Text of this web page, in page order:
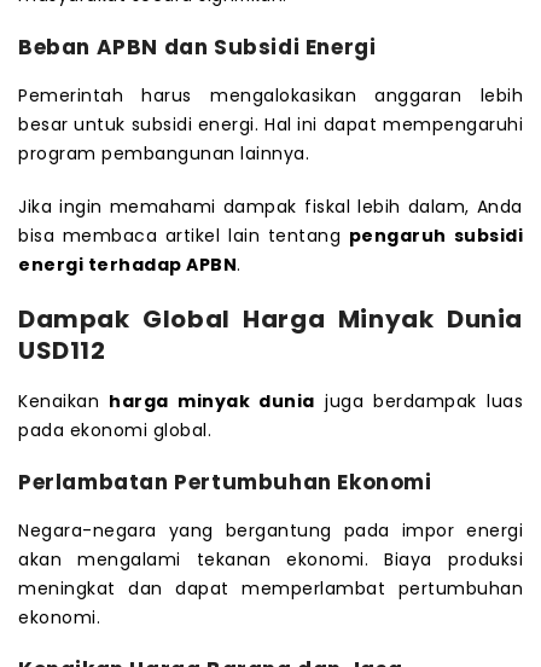
Beban APBN dan Subsidi Energi
Pemerintah harus mengalokasikan anggaran lebih
besar untuk subsidi energi. Hal ini dapat mempengaruhi
program pembangunan lainnya.
Jika ingin memahami dampak fiskal lebih dalam, Anda
bisa membaca artikel lain tentang pengaruh subsidi
energi terhadap APBN.
Dampak Global Harga Minyak Dunia
USD112
Kenaikan harga minyak dunia juga berdampak luas
pada ekonomi global.
Perlambatan Pertumbuhan Ekonomi
Negara-negara yang bergantung pada impor energi
akan mengalami tekanan ekonomi. Biaya produksi
meningkat dan dapat memperlambat pertumbuhan
ekonomi.